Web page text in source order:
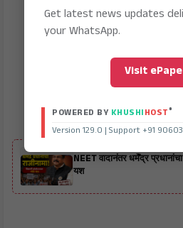
ALSO READ
NEET वादानंतर धर्मेंद्र
यश
Get latest news updates
your WhatsApp.
Visit
POWERED BY KHUSHIHOST®
Version 129.0 | Support +91